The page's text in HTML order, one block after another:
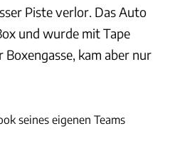
Piste verlor. Das Auto
und wurde mit Tape
kam aber nur
seines eigenen Teams